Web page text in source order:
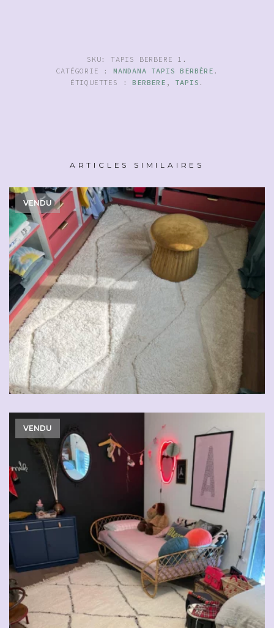
SKU:TAPIS BERBERE 1 .
CATÉGORIE : MANDANA TAPIS BERBÈRE .
ÉTIQUETTES :BERBERE , TAPIS .
ARTICLES SIMILAIRES
VENDU
VENDU